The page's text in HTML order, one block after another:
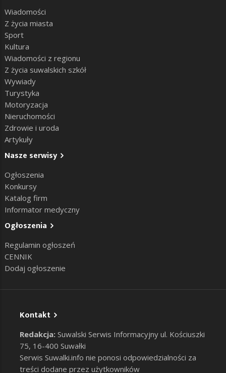
Wiadomości
Z życia miasta
Sport
Kultura
Wiadomości z regionu
Z życia suwalskich szkół
Wywiady
Turystyka
Motoryzacja
Nieruchomości
Zdrowie i uroda
Artykuły
Nasze serwisy
Ogłoszenia
Konkursy
Katalog firm
Informator medyczny
Ogłoszenia
Regulamin ogłoszeń
CENNIK
Dodaj ogłoszenie
Kontakt
Redakcja: Suwalski Serwis Informacyjny ul. Kościuszki
75, 16-400 Suwałki
Serwis Suwalki.info nie ponosi odpowiedzialności za
treści dodane przez użytkowników